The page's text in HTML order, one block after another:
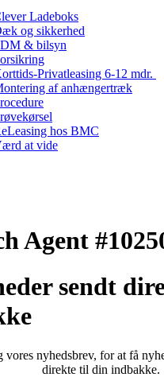
Ladeboks
og sikkerhed
& bilsyn
Privatleasing 6-12 mdr.
af anhængertræk
hos BMC
at vide
Agent
sendt
vores nyhedsbrev, for at få
direkte til din indbakke.